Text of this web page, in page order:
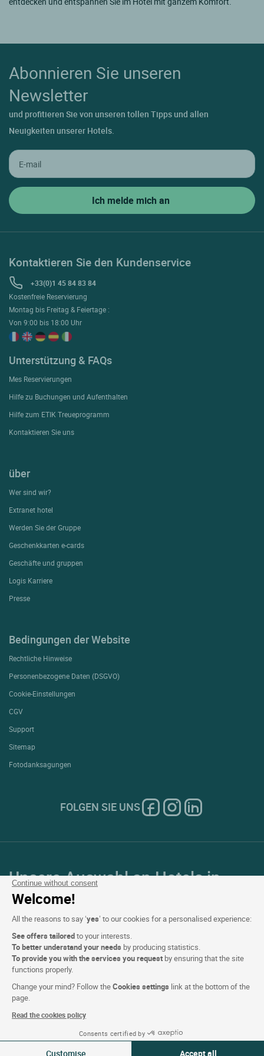
Continue without consent
Welcome!
All the reasons to say ‘yes’ to our cookies for a personalised experience:
See offers tailoredto your interests.
To better understand your needs by producing statistics.
To provide you with the services you request by ensuring that the site
functions properly.
Change your mind? Follow theCookies settings link at the bottom of the
page.
Read the cookies policy
Consents certified by
Customise Accept all
Verfügbarkeiten ansehen
Abonnieren Sie unseren
Newsletter
und profitieren Sie von unseren tollen Tipps und allen
Neuigkeiten unserer Hotels.
Kontaktieren Sie den Kundenservice
+33(0)1 45 84 83 84
Kostenfreie Reservierung
Montag bis Freitag & Feiertage :
Von 9:00 bis 18:00 Uhr
Unterstützung & FAQs
Mes Reservierungen
Hilfe zu Buchungen und Aufenthalten
Hilfe zum ETIK Treueprogramm
Kontaktieren Sie uns
über
Wer sind wir?
Extranet hotel
Werden Sie der Gruppe
Geschenkkarten e-cards
Geschäfte und gruppen
Logis Karriere
Presse
Bedingungen der Website
Rechtliche Hinweise
Personenbezogene Daten (DSGVO)
Cookie-Einstellungen
CGV
Support
Sitemap
Fotodanksagungen
FOLGEN SIE UNS
Unsere Auswahl an Hotels in
Frankreich und Europa
Top Länder
Top Regionen
Top Städte
Top Hotels
Logis copyright © 2026 Alle Rechte vorbehalten realisiert von